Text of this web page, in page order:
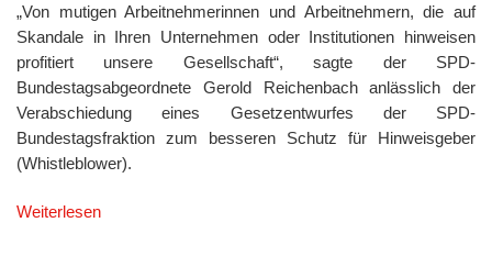
„Von mutigen Arbeitnehmerinnen und Arbeitnehmern, die auf
Skandale in Ihren Unternehmen oder Institutionen hinweisen
profitiert unsere Gesellschaft“, sagte der SPD-
Bundestagsabgeordnete Gerold Reichenbach anlässlich der
Verabschiedung eines Gesetzentwurfes der SPD-
Bundestagsfraktion zum besseren Schutz für Hinweisgeber
(Whistleblower).
Weiterlesen